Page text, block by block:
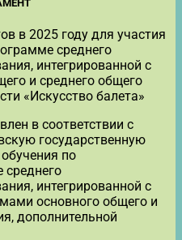
в 2025 году для участия
среднего
интегрированной с
и среднего общего
«Искусство балета»
в соответствии с
государственную
по
среднего
интегрированной с
основного общего и
дополнительной